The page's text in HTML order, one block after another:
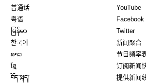
普通话
粤语
မြန်မာ
한국어
ລາວ
ខ្មែ
བོད་སྐད།
YouTube
Facebook
Twitter
新闻聚合
节目频率
订阅新闻
提供新闻